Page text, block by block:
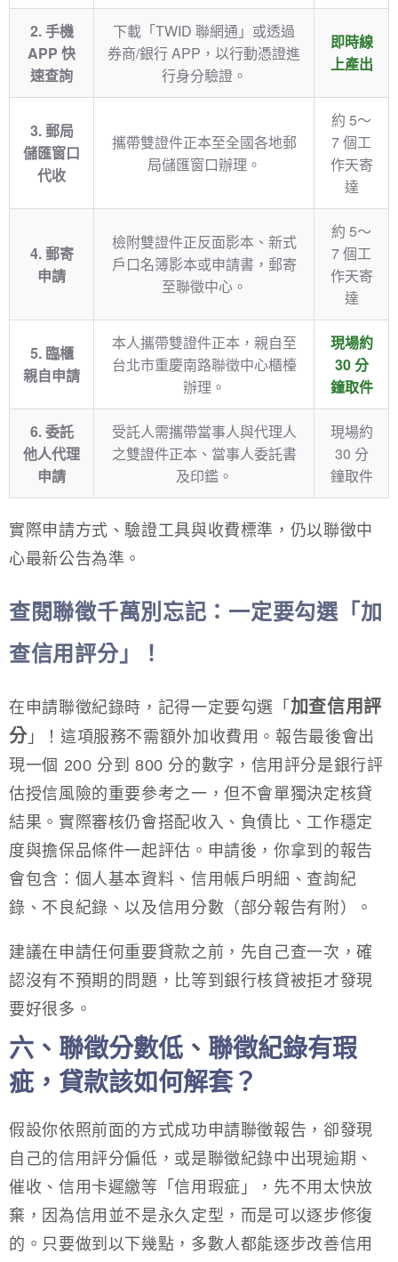
2. 手機
APP 快
速查詢
下載「TWID 聯網通」或透過
券商/銀行 APP，以行動憑證進
行身分驗證。
即時線
上產出
3. 郵局
儲匯窗口
代收
攜帶雙證件正本至全國各地郵
局儲匯窗口辦理。
約 5～
7 個工
作天寄
達
4. 郵寄
申請
檢附雙證件正反面影本、新式
戶口名簿影本或申請書，郵寄
至聯徵中心。
約 5～
7 個工
作天寄
達
5. 臨櫃
親自申請
本人攜帶雙證件正本，親自至
台北市重慶南路聯徵中心櫃檯
辦理。
現場約
30 分
鐘取件
6. 委託
他人代理
申請
受託人需攜帶當事人與代理人
之雙證件正本、當事人委託書
及印鑑。
現場約
30 分
鐘取件
實際申請方式、驗證工具與收費標準，仍以聯徵中
心最新公告為準。
查閱聯徵千萬別忘記：一定要勾選「加
查信用評分」！
在申請聯徵紀錄時，記得一定要勾選「 加查信用評
分」！這項服務不需額外加收費用。報告最後會出
現一個 200 分到 800 分的數字，信用評分是銀行評
估授信風險的重要參考之一，但不會單獨決定核貸
結果。實際審核仍會搭配收入、負債比、工作穩定
度與擔保品條件一起評估。申請後，你拿到的報告
會包含：個人基本資料、信用帳戶明細、查詢紀
錄、不良紀錄、以及信用分數（部分報告有附）。
建議在申請任何重要貸款之前，先自己查一次，確
認沒有不預期的問題，比等到銀行核貸被拒才發現
要好很多。
六、聯徵分數低、聯徵紀錄有瑕
疵，貸款該如何解套？
假設你依照前面的方式成功申請聯徵報告，卻發現
自己的信用評分偏低，或是聯徵紀錄中出現逾期、
催收、信用卡遲繳等「信用瑕疵」，先不用太快放
棄，因為信用並不是永久定型，而是可以逐步修復
的。只要做到以下幾點，多數人都能逐步改善信用